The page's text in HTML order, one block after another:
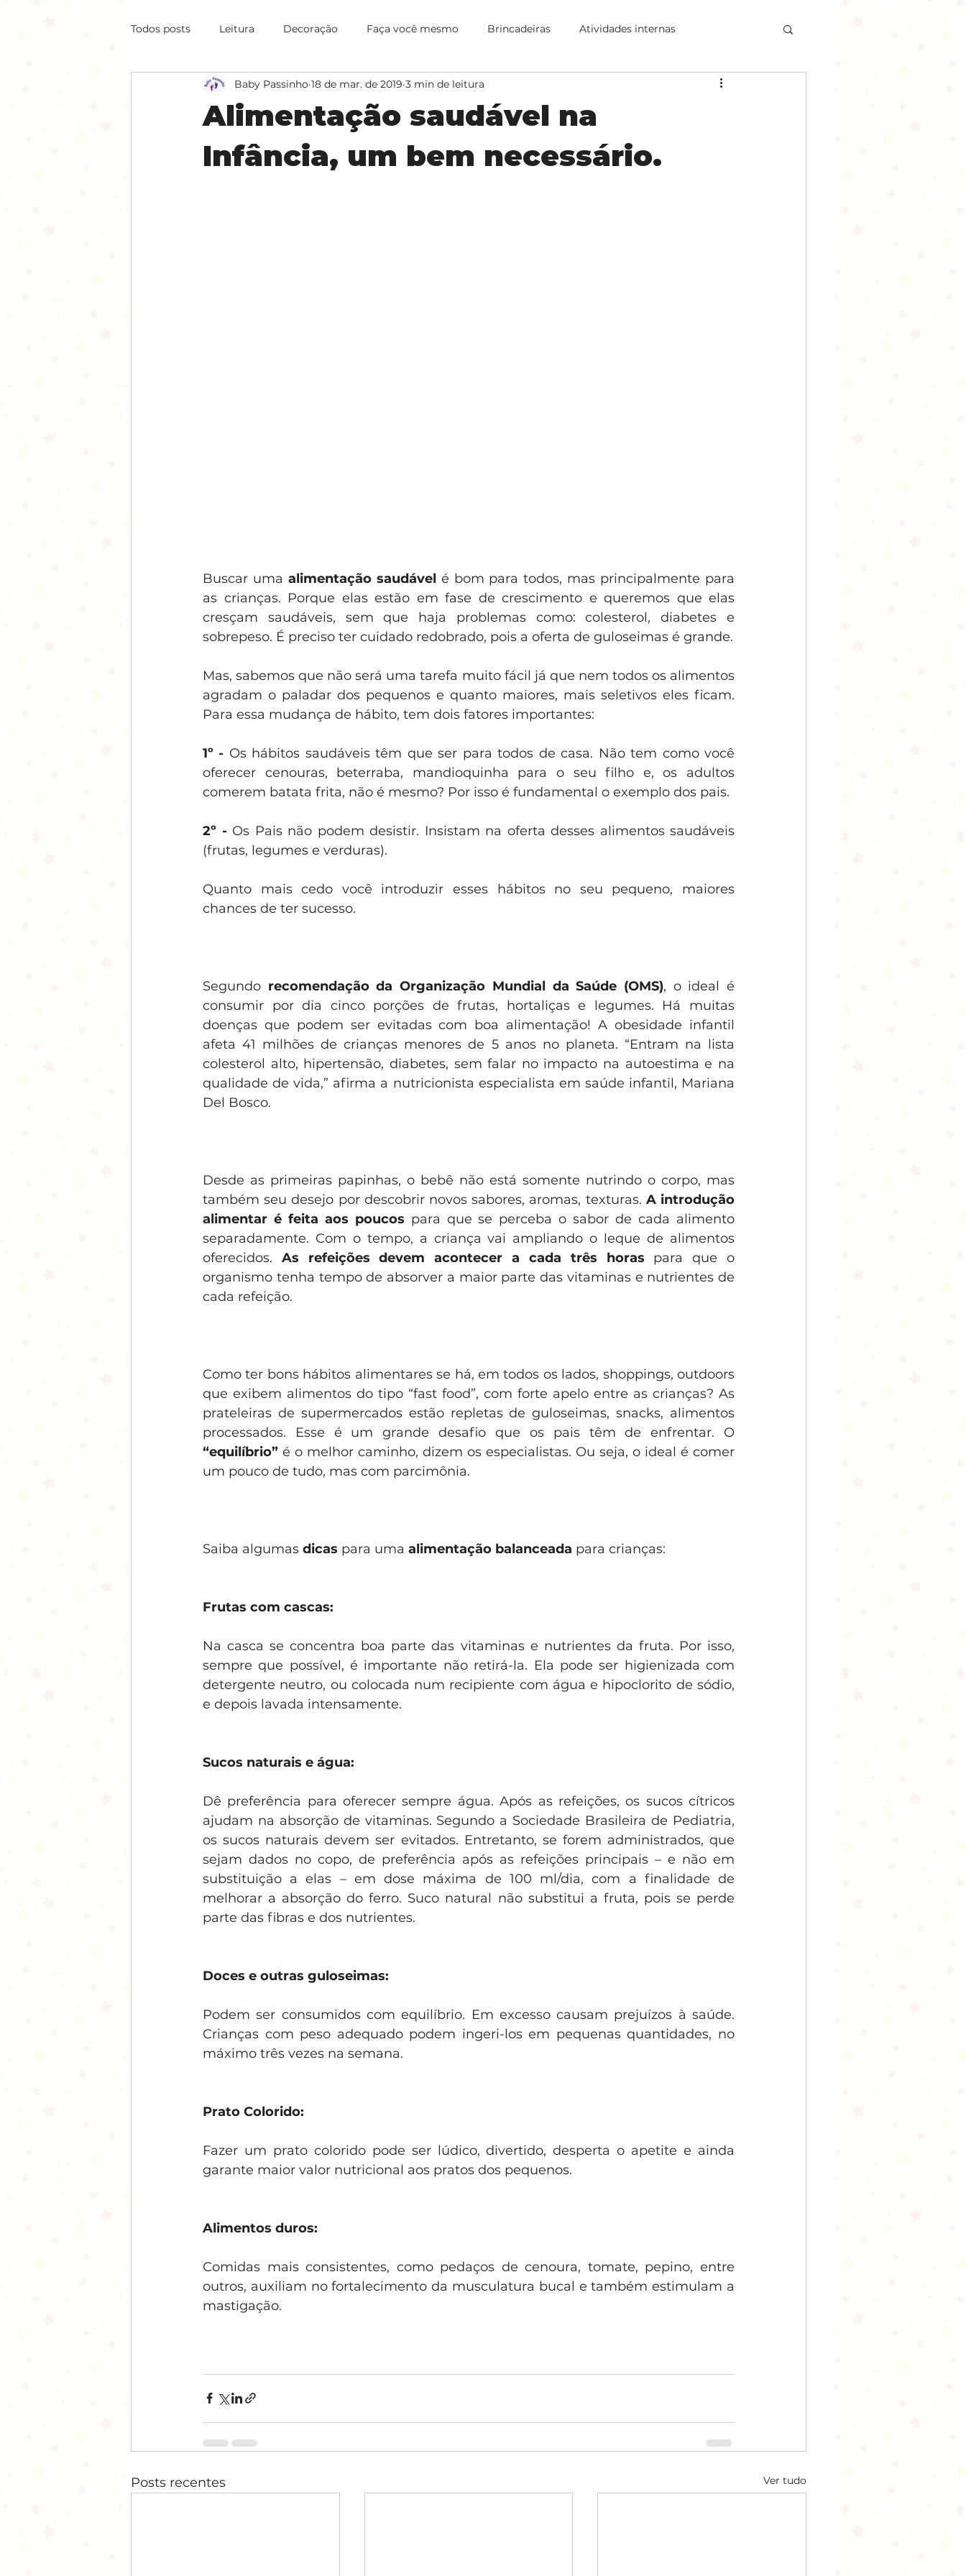
Todos posts Leitura Decoração Faça você mesmo Brincadeiras Atividades internas
Comportamento Lego Education Receitas Culinária
Utilidade Pública
Alimentação saudável na
Infância, um bem necessário.
Baby Passinho 18 de mar. de 2019 3 min de leitura
Buscar uma alimentação saudável é bom para todos, mas principalmente para
as crianças. Porque elas estão em fase de crescimento e queremos que elas
cresçam saudáveis, sem que haja problemas como: colesterol, diabetes e
sobrepeso. É preciso ter cuidado redobrado, pois a oferta de guloseimas é grande.
Mas, sabemos que não será uma tarefa muito fácil já que nem todos os alimentos
agradam o paladar dos pequenos e quanto maiores, mais seletivos eles ficam.
Para essa mudança de hábito, tem dois fatores importantes:
1º - Os hábitos saudáveis têm que ser para todos de casa. Não tem como você
oferecer cenouras, beterraba, mandioquinha para o seu filho e, os adultos
comerem batata frita, não é mesmo? Por isso é fundamental o exemplo dos pais.
2º - Os Pais não podem desistir. Insistam na oferta desses alimentos saudáveis
(frutas, legumes e verduras).
Quanto mais cedo você introduzir esses hábitos no seu pequeno, maiores
chances de ter sucesso.
Segundo recomendação da Organização Mundial da Saúde (OMS), o ideal é
consumir por dia cinco porções de frutas, hortaliças e legumes. Há muitas
doenças que podem ser evitadas com boa alimentação! A obesidade infantil
afeta 41 milhões de crianças menores de 5 anos no planeta. “Entram na lista
colesterol alto, hipertensão, diabetes, sem falar no impacto na autoestima e na
qualidade de vida,” afirma a nutricionista especialista em saúde infantil, Mariana
Del Bosco.
Desde as primeiras papinhas, o bebê não está somente nutrindo o corpo, mas
também seu desejo por descobrir novos sabores, aromas, texturas. A introdução
alimentar é feita aos poucos para que se perceba o sabor de cada alimento
separadamente. Com o tempo, a criança vai ampliando o leque de alimentos
oferecidos. As refeições devem acontecer a cada três horas para que o
organismo tenha tempo de absorver a maior parte das vitaminas e nutrientes de
cada refeição.
Como ter bons hábitos alimentares se há, em todos os lados, shoppings, outdoors
que exibem alimentos do tipo “fast food”, com forte apelo entre as crianças? As
prateleiras de supermercados estão repletas de guloseimas, snacks, alimentos
“equilíbrio” é o melhor caminho, dizem os especialistas. Ou seja, o ideal é comer
um pouco de tudo, mas com parcimônia.
Saiba algumas dicas para uma alimentação balanceada para crianças:
Frutas com cascas:
Na casca se concentra boa parte das vitaminas e nutrientes da fruta. Por isso,
sempre que possível, é importante não retirá-la. Ela pode ser higienizada com
detergente neutro, ou colocada num recipiente com água e hipoclorito de sódio,
e depois lavada intensamente.
Sucos naturais e água:
Dê preferência para oferecer sempre água. Após as refeições, os sucos cítricos
ajudam na absorção de vitaminas. Segundo a Sociedade Brasileira de Pediatria,
os sucos naturais devem ser evitados. Entretanto, se forem administrados, que
sejam dados no copo, de preferência após as refeições principais – e não em
substituição a elas – em dose máxima de 100 ml/dia, com a finalidade de
melhorar a absorção do ferro. Suco natural não substitui a fruta, pois se perde
parte das fibras e dos nutrientes.
Doces e outras guloseimas:
Podem ser consumidos com equilíbrio. Em excesso causam prejuízos à saúde.
Crianças com peso adequado podem ingeri-los em pequenas quantidades, no
máximo três vezes na semana.
Prato Colorido:
Fazer um prato colorido pode ser lúdico, divertido, desperta o apetite e ainda
garante maior valor nutricional aos pratos dos pequenos.
Alimentos duros:
Comidas mais consistentes, como pedaços de cenoura, tomate, pepino, entre
outros, auxiliam no fortalecimento da musculatura bucal e também estimulam a
mastigação.
Posts recentes Ver tudo